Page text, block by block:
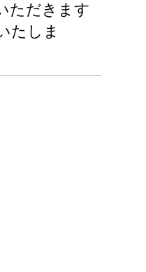
ただきます
たしま